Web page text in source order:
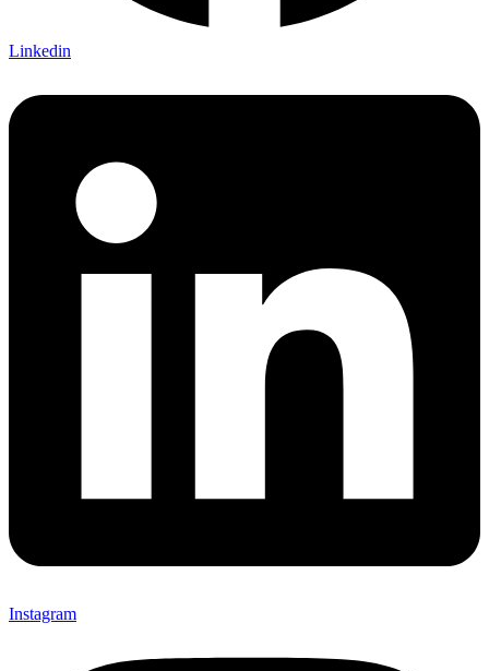
Linkedin
Instagram